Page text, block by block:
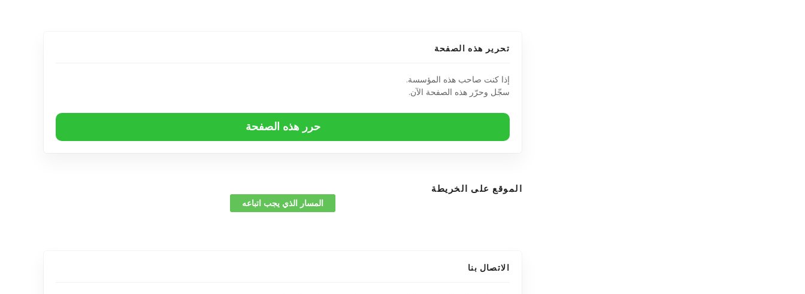
تحرير هذه الصفحة
إذا كنت صاحب هذه المؤسسة.
سجّل وحرّر هذه الصفحة الآن.
حرر هذه الصفحة
الموقع على الخريطة
المسار الذي يجب اتباعه
الاتصال بنا